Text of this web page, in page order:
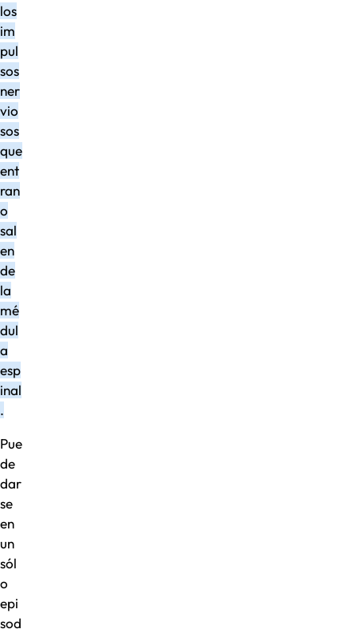
los
im
pul
sos
ner
vio
sos
que
ent
ran
o
sal
en
de
la
mé
dul
a
esp
inal
.
Pue
de
dar
se
en
un
sól
o
epi
sod